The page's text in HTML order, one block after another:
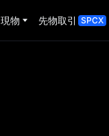
現物 先物取引 SPCX